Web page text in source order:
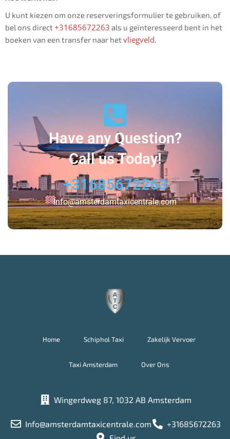
U kunt kiezen om onze reserveringsformulier te gebruiken, of
bel ons direct+31685672263 als u geïnteresseerd bent in het
boeken van een transfer naar hetvliegveld.
Have any Question?
Call us Today!
+31685672263
Info@amsterdamtaxicentrale.com
Home Schiphol Taxi Zakelijk Vervoer
Taxi Amsterdam Over Ons
Wingerdweg 87, 1032 AB Amsterdam
Info@amsterdamtaxicentrale.com
+31685672263